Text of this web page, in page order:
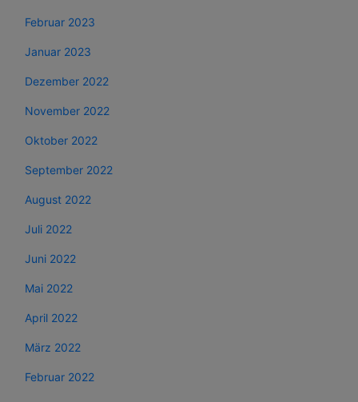
Februar 2023
Januar 2023
Dezember 2022
November 2022
Oktober 2022
September 2022
August 2022
Juli 2022
Juni 2022
Mai 2022
April 2022
März 2022
Februar 2022